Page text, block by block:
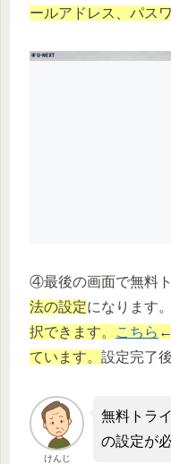
ールアドレス、パス
④最後の画面で無料
法の設定になります。
択できます。
こちら
ています。 設定完了
けんじ
無料トラ
の設定が